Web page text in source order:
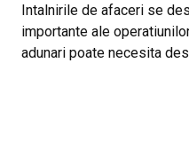
Intalnirile de afaceri se
importante ale
adunari poate necesita